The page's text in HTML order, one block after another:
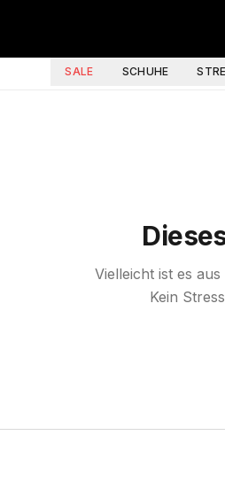
SALE SCHUHE
Vielleicht ist es
Kein